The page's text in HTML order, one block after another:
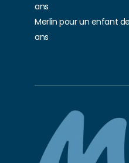
ans
Merlin pour un enfant
ans